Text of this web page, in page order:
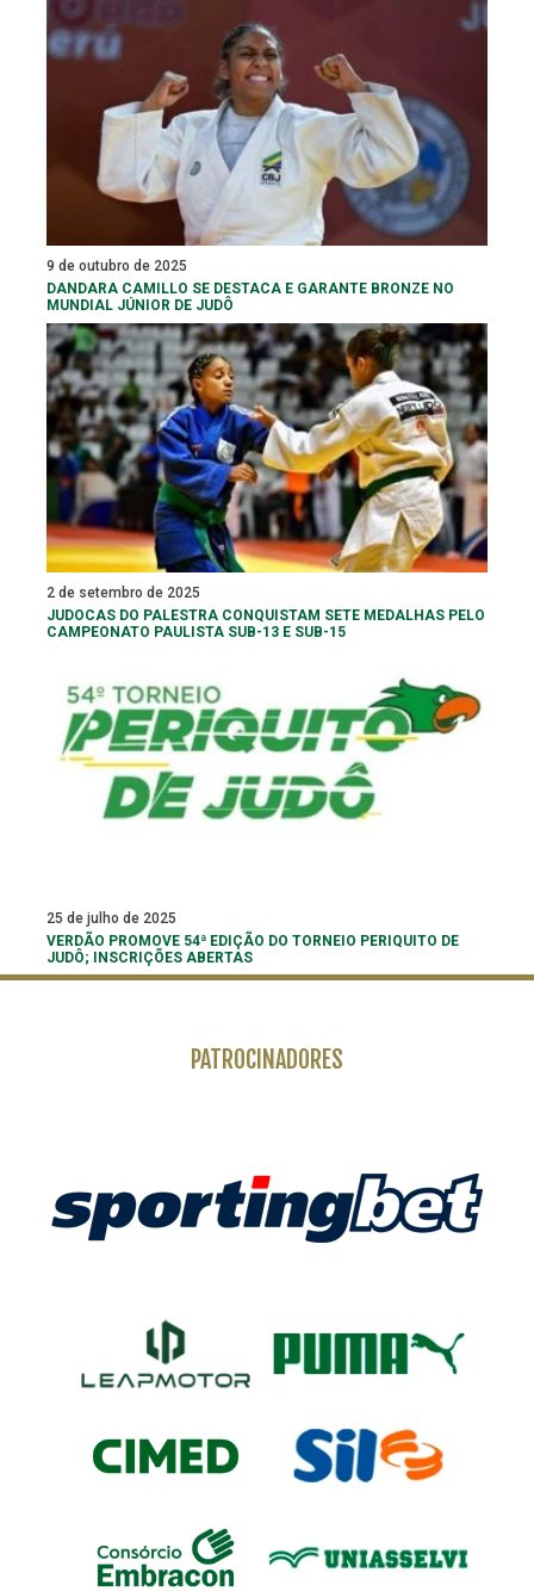
9 de outubro de 2025
DANDARA CAMILLO SE DESTACA E GARANTE BRONZE NO
MUNDIAL JÚNIOR DE JUDÔ
2 de setembro de 2025
JUDOCAS DO PALESTRA CONQUISTAM SETE MEDALHAS PELO
CAMPEONATO PAULISTA SUB-13 E SUB-15
25 de julho de 2025
VERDÃO PROMOVE 54ª EDIÇÃO DO TORNEIO PERIQUITO DE
JUDÔ; INSCRIÇÕES ABERTAS
PATROCINADORES